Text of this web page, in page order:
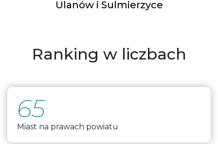
Ulanów i Sulmierzyce
Ranking w liczbach
65
Miast na prawach powiatu